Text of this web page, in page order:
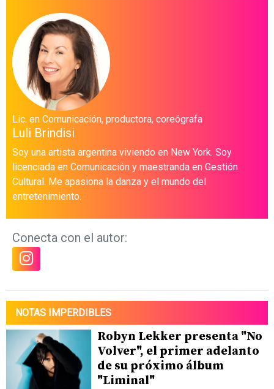
Lic. en Comunicación, productora, coreógrafa
Luli Brindisi
Soy una artista argentina viviendo en New York. Soy
licenciada en Comunicación y maestranda en Gestión
Cultural. Me apasiona la danza y el mundo del
entretenimiento.
Conecta con el autor:
NOTAS IMPERDIBLES
Robyn Lekker presenta "No
Volver", el primer adelanto
de su próximo álbum
"Liminal"